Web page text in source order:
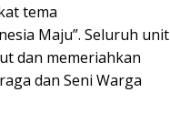
tema
Maju”. Seluruh unit
dan memeriahkan
dan Seni Warga